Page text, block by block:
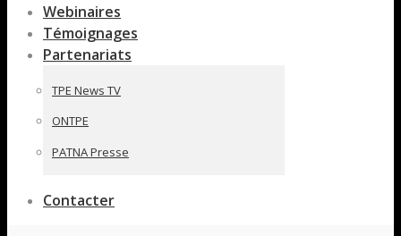
Webinaires
Témoignages
Partenariats
TPE News TV
ONTPE
PATNA Presse
Contacter